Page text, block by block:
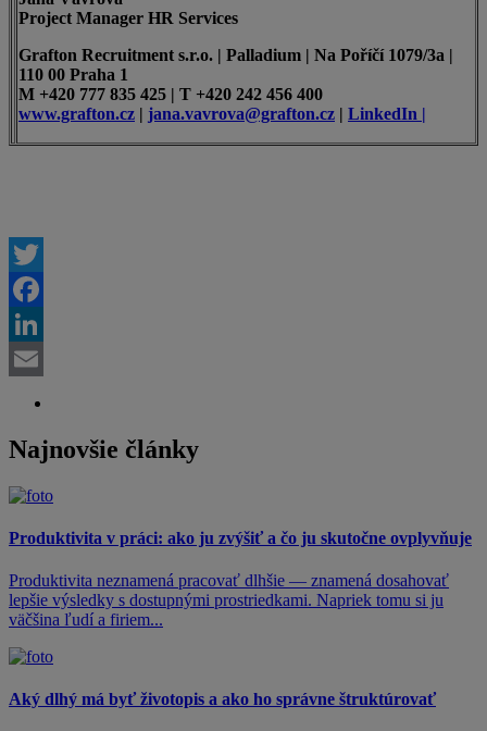
Project Manager HR Services
Grafton Recruitment s.r.o. | Palladium | Na Poříčí 1079/3a |
110 00 Praha 1
M +420 777 835 425 | T +420 242 456 400
www.grafton.cz | jana.vavrova@grafton.cz | LinkedIn |
Twitter
Facebook
LinkedIn
Najnovšie články
Produktivita v práci: ako ju zvýšiť a čo ju skutočne ovplyvňuje
Produktivita neznamená pracovať dlhšie — znamená dosahovať
lepšie výsledky s dostupnými prostriedkami. Napriek tomu si ju
väčšina ľudí a firiem...
Aký dlhý má byť životopis a ako ho správne štruktúrovať